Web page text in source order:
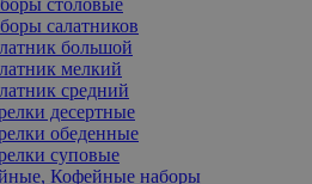
салатников
большой
мелкий
средний
десертные
обеденные
суповые
Кофейные наборы